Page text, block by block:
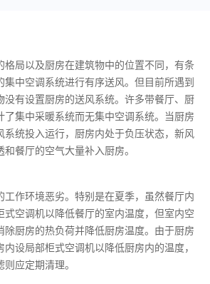
格局以及厨房在建筑物中的位置不同，有条
中空调系统进行有序送风。但目前所遇到
没有设置厨房的送风系统。许多带餐厅、厨
了集中采暖系统而无集中空调系统。当厨房
系统投入运行，厨房内处于负压状态，新风
餐厅的空气大量补入厨房。
工作环境恶劣。特别是在夏季，虽然餐厅内
式空调机以降低餐厅的室内温度，但室内空
除厨房的热负荷并降低厨房温度。由于厨房
设局部柜式空调机以降低厨房内的温度，
应定期清理。